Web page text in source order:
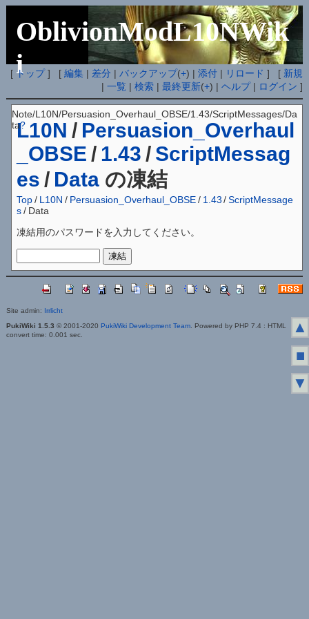
OblivionModL10NWik
i
[ トップ] [編集 | 差分 |バックアップ(+) |添付 | リロード ] [ 新規
|一覧 |検索 |最終更新(+) |ヘルプ| ログイン ]
L10N / Persuasion_Overhaul
_OBSE / 1.43 / ScriptMessag
es / Data の凍結
Note/L10N/Persuasion_Overhaul_OBSE/1.43/ScriptMessages/Da
ta?
Top / L10N / Persuasion_Overhaul_OBSE/ 1.43 / ScriptMessage
s / Data
凍結用のパスワードを入力してください。
Site admin: Irrlicht
PukiWiki 1.5.3 © 2001-2020 PukiWiki Development Team. Powered by PHP 7.4 : HTML
convert time: 0.001 sec.
▲
■
▼